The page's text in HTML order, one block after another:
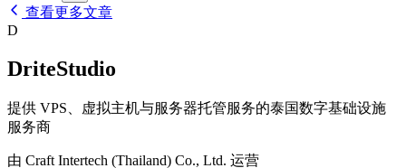
查看更多文章
D
DriteStudio
提供 VPS、虚拟主机与服务器托管服务的泰国数字基础设施
服务商
由 Craft Intertech (Thailand) Co., Ltd. 运营